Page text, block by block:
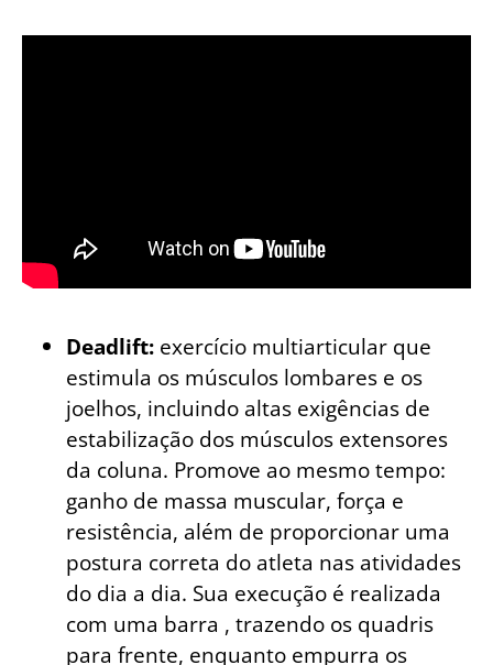
Deadlift: exercício multiarticular que
estimula os músculos lombares e os
joelhos, incluindo altas exigências de
estabilização dos músculos extensores
da coluna. Promove ao mesmo tempo:
ganho de massa muscular, força e
resistência, além de proporcionar uma
postura correta do atleta nas atividades
do dia a dia. Sua execução é realizada
com uma barra , trazendo os quadris
para frente, enquanto empurra os